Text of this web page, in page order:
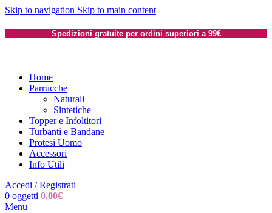
Skip to navigation Skip to main content
Spedizioni gratuite per ordini superiori a 99€
Home
Parrucche
Naturali
Sintetiche
Topper e Infoltitori
Turbanti e Bandane
Protesi Uomo
Accessori
Info Utili
Accedi / Registrati
0 oggetti 0,00€
Menu